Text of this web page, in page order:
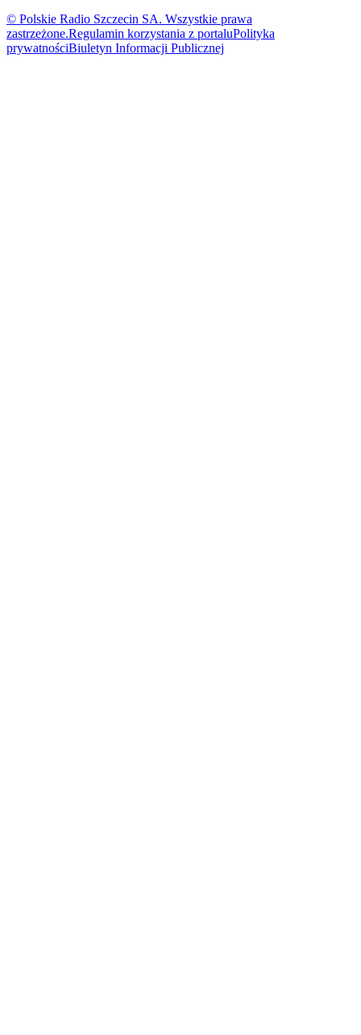
© Polskie Radio Szczecin SA. Wszystkie prawa
zastrzeżone.Regulamin korzystania z portaluPolityka
prywatnościBiuletyn Informacji Publicznej